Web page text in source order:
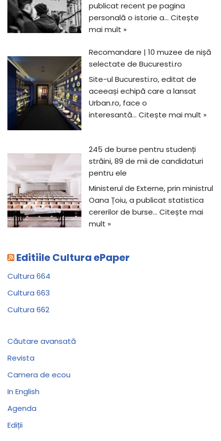
publicat recent pe pagina
personală o istorie a… Citește
mai mult »
Recomandare | 10 muzee de nișă
selectate de Bucuresti.ro
Site-ul Bucuresti.ro, editat de
aceeași echipă care a lansat
Urban.ro, face o
interesantă… Citește mai mult »
245 de burse pentru studenți
străini, 89 de mii de candidaturi
pentru ele
Ministerul de Externe, prin ministrul
Oana Țoiu, a publicat statistica
cererilor de burse… Citește mai
mult »
Editiile Cultura ePaper
Cultura 664
Cultura 663
Cultura 662
Căutare avansată
Revista
Camera de ecou
In English
Agenda
Ediții